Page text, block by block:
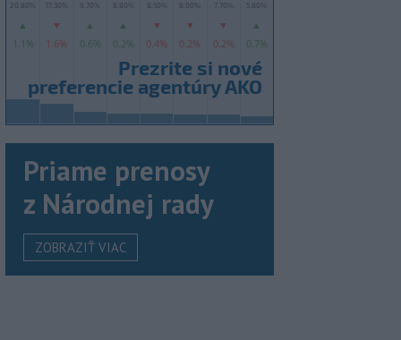
Priame prenosy
z Národnej rady
ZOBRAZIŤ VIAC